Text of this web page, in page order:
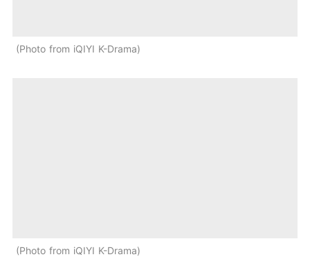
Photo from iQIYI K-Drama
Photo from iQIYI K-Drama